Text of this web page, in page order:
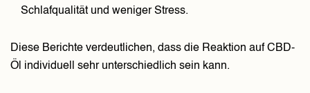
Schlafqualität und weniger Stress.
Diese Berichte verdeutlichen, dass die Reaktion auf CBD-
Öl individuell sehr unterschiedlich sein kann.